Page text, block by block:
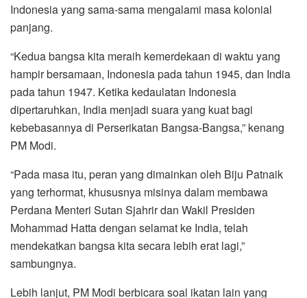
Indonesia yang sama-sama mengalami masa kolonial
panjang.
“Kedua bangsa kita meraih kemerdekaan di waktu yang
hampir bersamaan, Indonesia pada tahun 1945, dan India
pada tahun 1947. Ketika kedaulatan Indonesia
dipertaruhkan, India menjadi suara yang kuat bagi
kebebasannya di Perserikatan Bangsa-Bangsa,” kenang
PM Modi.
“Pada masa itu, peran yang dimainkan oleh Biju Patnaik
yang terhormat, khususnya misinya dalam membawa
Perdana Menteri Sutan Sjahrir dan Wakil Presiden
Mohammad Hatta dengan selamat ke India, telah
mendekatkan bangsa kita secara lebih erat lagi,”
sambungnya.
Lebih lanjut, PM Modi berbicara soal ikatan lain yang